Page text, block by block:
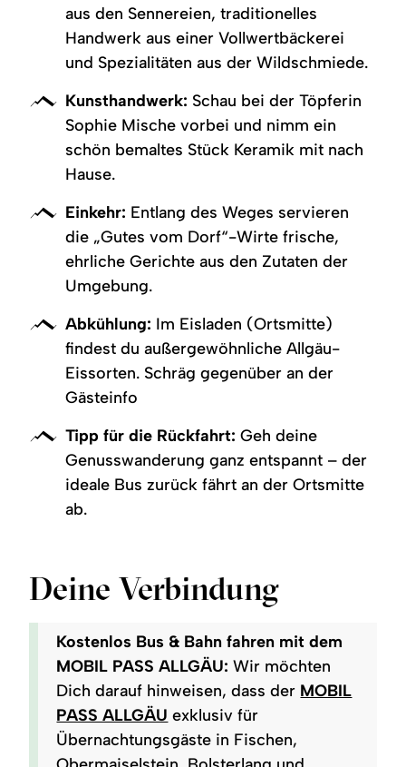
aus den Sennereien, traditionelles
Handwerk aus einer Vollwertbäckerei
und Spezialitäten aus der Wildschmiede.
Kunsthandwerk: Schau bei der Töpferin
Sophie Mische vorbei und nimm ein
schön bemaltes Stück Keramik mit nach
Hause.
Einkehr: Entlang des Weges servieren
die „Gutes vom Dorf“-Wirte frische,
ehrliche Gerichte aus den Zutaten der
Umgebung.
Abkühlung: Im Eisladen (Ortsmitte)
findest du außergewöhnliche Allgäu-
Eissorten. Schräg gegenüber an der
Gästeinfo
Tipp für die Rückfahrt: Geh deine
Genusswanderung ganz entspannt – der
ideale Bus zurück fährt an der Ortsmitte
ab.
Deine Verbindung
Kostenlos Bus & Bahn fahren mit dem
MOBIL PASS ALLGÄU: Wir möchten
Dich darauf hinweisen, dass der MOBIL
PASS ALLGÄU exklusiv für
Übernachtungsgäste in Fischen,